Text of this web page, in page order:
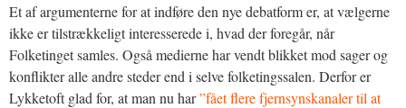
Et af argumenterne for at indføre den nye debatform er, at vælgerne
ikke er tilstrækkeligt interesserede i, hvad der foregår, når
Folketinget samles. Også medierne har vendt blikket mod sager og
konflikter alle andre steder end i selve folketingssalen. Derfor er
Lykketoft glad for, at man nu har”fået flere fjernsynskanaler til at